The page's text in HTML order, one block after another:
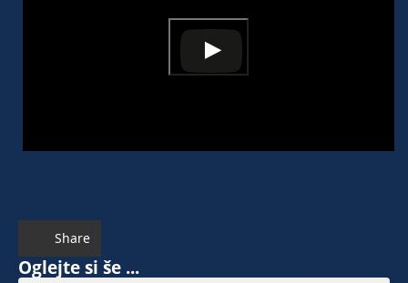
Share
Oglejte si še ...